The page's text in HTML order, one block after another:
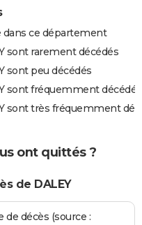
dans ce département
sont rarement décédés
sont peu décédés
sont fréquemment décédés
sont très fréquemment
ont quittés ?
de DALEY
décès (source :